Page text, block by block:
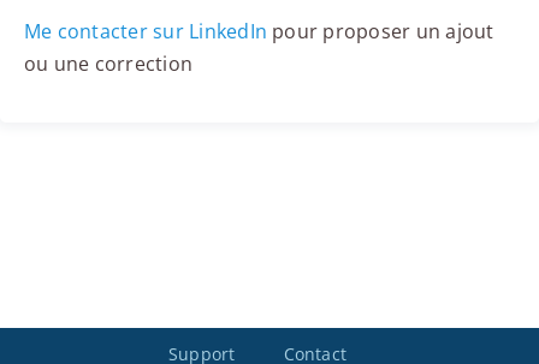
Me contacter sur LinkedIn pour proposer un ajout
ou une correction
Support Contact